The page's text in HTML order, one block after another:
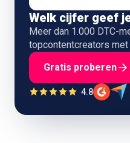
Welk cijfer geef
Meer dan 1.000 DTC-
topcontentcreators
Gratis proberen
4.8